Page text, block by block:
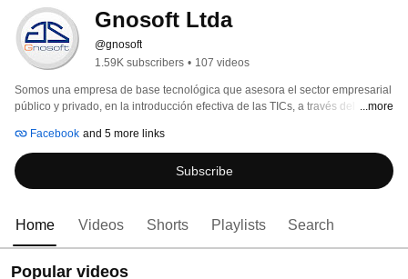
Gnosoft Ltda
@gnosoft
1.59K subscribers • 107 videos
Somos una empresa de base tecnológica que asesora el sector empresarial
público y privado, en la introducción efectiva de las TICs, a través del
desarrollo tecnológico de Colombia.
...more
Facebook and 5 more links
Subscribe
Home Videos Shorts Playlists Search
Popular videos